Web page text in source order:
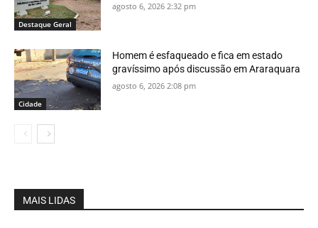
Destaque Geral
agosto 6, 2026 2:32 pm
Cidade
Homem é esfaqueado e fica em estado
gravíssimo após discussão em Araraquara
agosto 6, 2026 2:08 pm
MAIS LIDAS